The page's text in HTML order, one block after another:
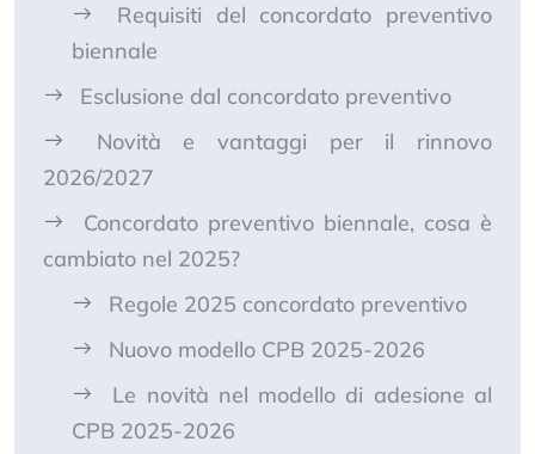
Requisiti del concordato preventivo
biennale
Esclusione dal concordato preventivo
Novità e vantaggi per il rinnovo
2026/2027
Concordato preventivo biennale, cosa è
cambiato nel 2025?
Regole 2025 concordato preventivo
Nuovo modello CPB 2025-2026
Le novità nel modello di adesione al
CPB 2025-2026